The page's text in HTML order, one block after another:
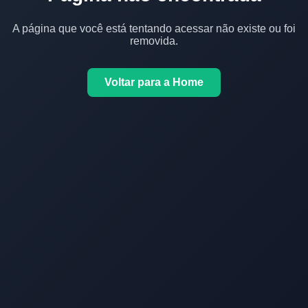
A página que você está tentando acessar não existe ou foi
removida.
Voltar para a Home